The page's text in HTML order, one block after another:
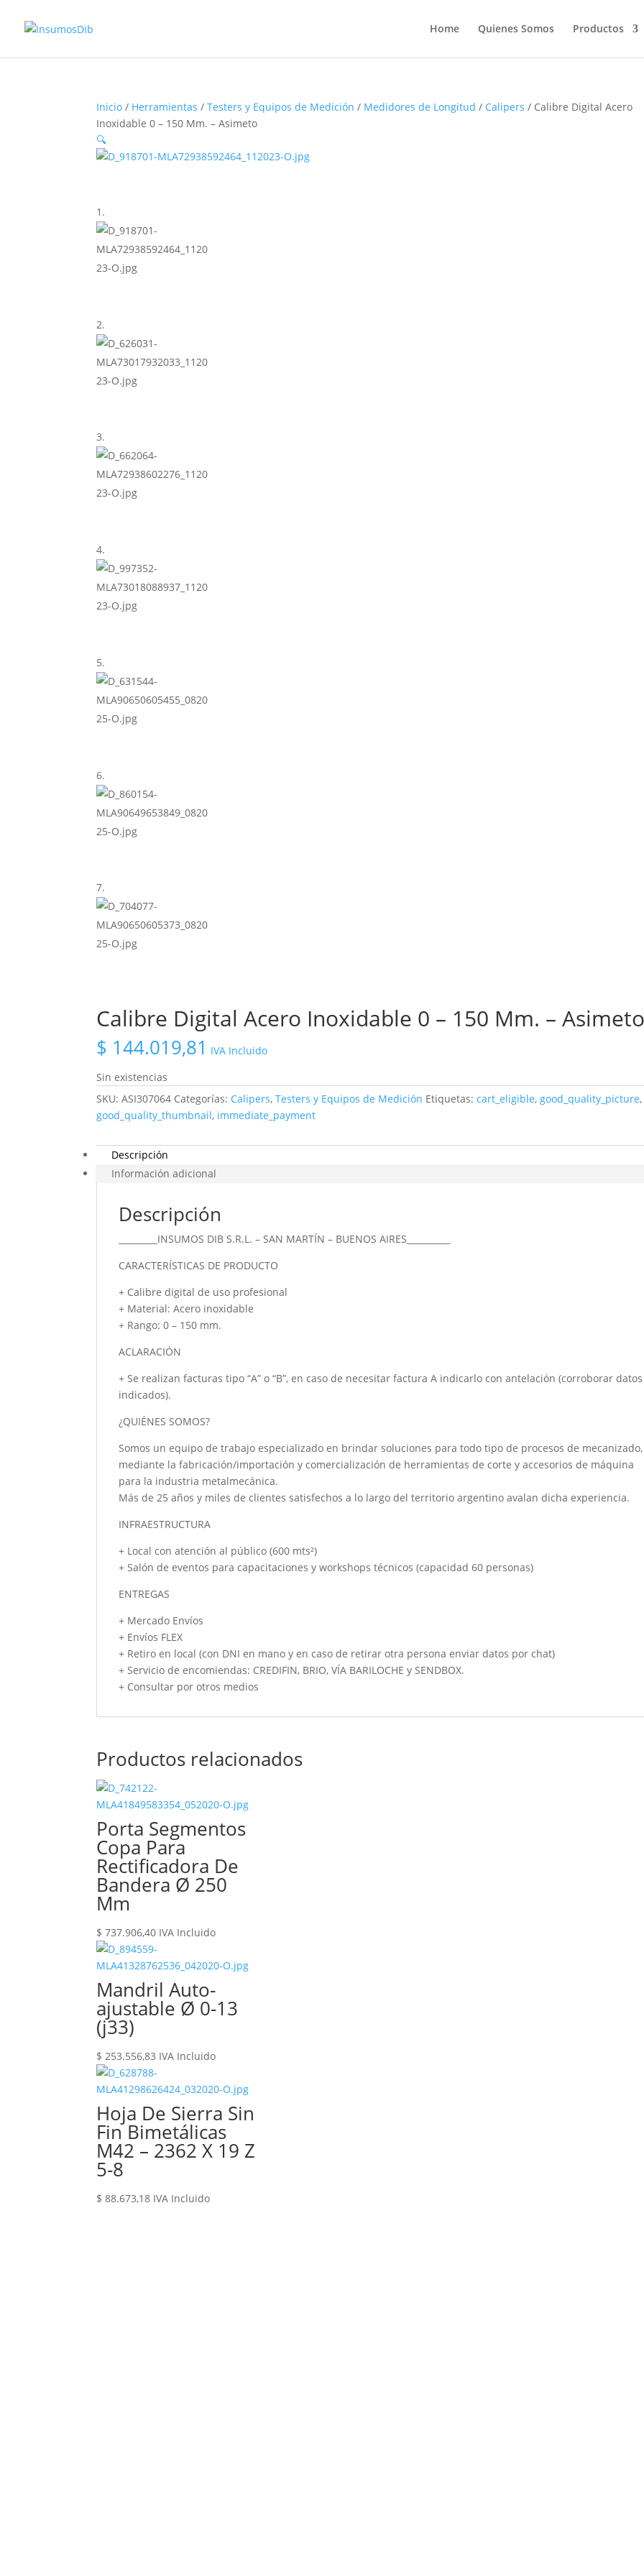
Home Quienes Somos Productos
Inicio / Herramientas /Testers y Equipos de Medición / Medidores de Longitud / Calipers / Calibre Digital Acero
Inoxidable 0 – 150 Mm. – Asimeto
🔍
Calibre Digital Acero Inoxidable 0 – 150 Mm. – Asimeto
$ 144.019,81 IVA Incluido
Sin existencias
SKU:ASI307064 Categorías: Calipers,Testers y Equipos de Medición Etiquetas:cart_eligible,good_quality_picture,
good_quality_thumbnail, immediate_payment
Descripción
Información adicional
Descripción
_________INSUMOS DIB S.R.L. – SAN MARTÍN – BUENOS AIRES__________
CARACTERÍSTICAS DE PRODUCTO
+ Calibre digital de uso profesional
+ Material: Acero inoxidable
+ Rango: 0 – 150 mm.
ACLARACIÓN
+ Se realizan facturas tipo “A” o “B”, en caso de necesitar factura A indicarlo con antelación (corroborar datos
indicados).
¿QUIÉNES SOMOS?
Somos un equipo de trabajo especializado en brindar soluciones para todo tipo de procesos de mecanizado,
mediante la fabricación/importación y comercialización de herramientas de corte y accesorios de máquina
para la industria metalmecánica.
Más de 25 años y miles de clientes satisfechos a lo largo del territorio argentino avalan dicha experiencia.
INFRAESTRUCTURA
+ Local con atención al público (600 mts²)
+ Salón de eventos para capacitaciones y workshops técnicos (capacidad 60 personas)
ENTREGAS
+ Mercado Envíos
+ Envíos FLEX
+ Retiro en local (con DNI en mano y en caso de retirar otra persona enviar datos por chat)
+ Servicio de encomiendas: CREDIFIN, BRIO, VÍA BARILOCHE y SENDBOX.
+ Consultar por otros medios
Productos relacionados
Porta Segmentos
Copa Para
Rectificadora De
Bandera Ø 250
Mm
$ 737.906,40 IVA Incluido
Mandril Auto-
ajustable Ø 0-13
(j33)
$ 253.556,83 IVA Incluido
Hoja De Sierra Sin
Fin Bimetálicas
M42 – 2362 X 19 Z
5-8
$ 88.673,18 IVA Incluido